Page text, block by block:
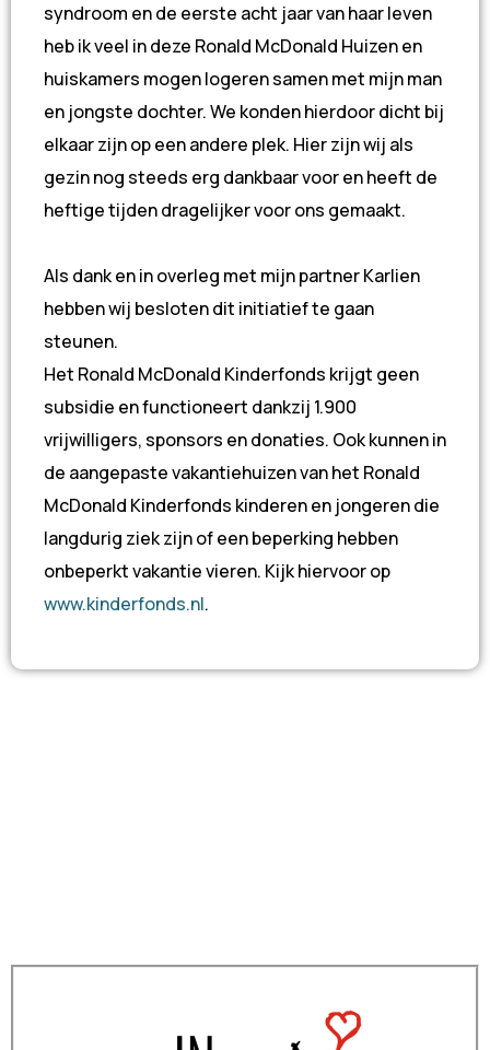
syndroom en de eerste acht jaar van haar leven
heb ik veel in deze Ronald McDonald Huizen en
huiskamers mogen logeren samen met mijn man
en jongste dochter. We konden hierdoor dicht bij
elkaar zijn op een andere plek. Hier zijn wij als
gezin nog steeds erg dankbaar voor en heeft de
heftige tijden dragelijker voor ons gemaakt.
Als dank en in overleg met mijn partner Karlien
hebben wij besloten dit initiatief te gaan
steunen.
Het Ronald McDonald Kinderfonds krijgt geen
subsidie en functioneert dankzij 1.900
vrijwilligers, sponsors en donaties. Ook kunnen in
de aangepaste vakantiehuizen van het Ronald
McDonald Kinderfonds kinderen en jongeren die
langdurig ziek zijn of een beperking hebben
onbeperkt vakantie vieren. Kijk hiervoor op
www.kinderfonds.nl.